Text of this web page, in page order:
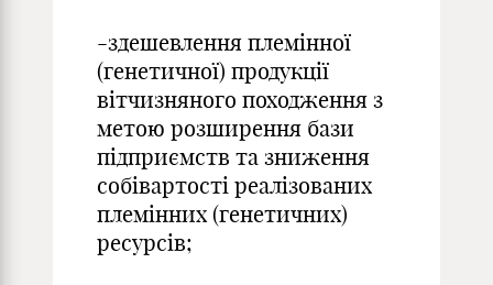
-здешевлення племінної
(генетичної) продукції
вітчизняного походження з
метою розширення бази
підприємств та зниження
собівартості реалізованих
племінних (генетичних)
ресурсів;